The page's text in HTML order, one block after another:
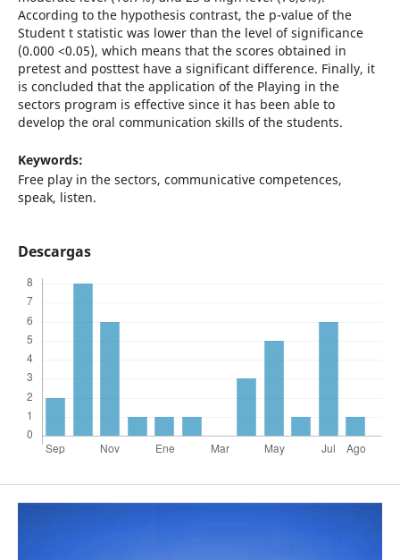
According to the hypothesis contrast, the p-value of the
Student t statistic was lower than the level of significance
(0.000 <0.05), which means that the scores obtained in
pretest and posttest have a significant difference. Finally, it
is concluded that the application of the Playing in the
sectors program is effective since it has been able to
develop the oral communication skills of the students.
Keywords:
Free play in the sectors, communicative competences,
speak, listen.
Descargas